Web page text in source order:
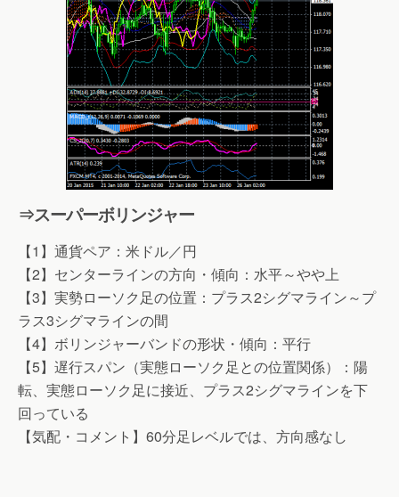
⇒スーパーボリンジャー
【1】通貨ペア：米ドル／円
【2】センターラインの方向・傾向：水平～やや上
【3】実勢ローソク足の位置：プラス2シグマライン～プ
ラス3シグマラインの間
【4】ボリンジャーバンドの形状・傾向：平行
【5】遅行スパン（実態ローソク足との位置関係）：陽
転、実態ローソク足に接近、プラス2シグマラインを下
回っている
【気配・コメント】60分足レベルでは、方向感なし